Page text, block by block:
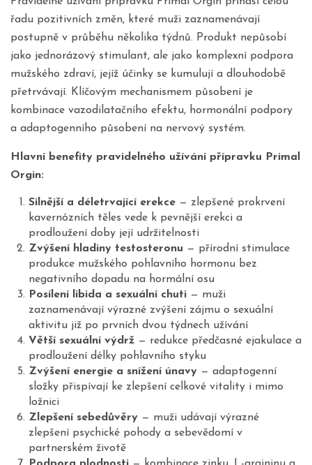
řadu pozitivních změn, které muži zaznamenávají
postupně v průběhu několika týdnů. Produkt nepůsobí
jako jednorázový stimulant, ale jako komplexní podpora
mužského zdraví, jejíž účinky se kumulují a dlouhodobě
přetrvávají. Klíčovým mechanismem působení je
kombinace vazodilatačního efektu, hormonální podpory
a adaptogenního působení na nervový systém.
Hlavní benefity pravidelného užívání přípravku Primal
Orgin:
Silnější a déletrvající erekce— zlepšené prokrvení
kavernózních těles vede k pevnější erekci a
prodloužení doby její udržitelnosti
Zvýšení hladiny testosteronu — přírodní stimulace
produkce mužského pohlavního hormonu bez
negativního dopadu na hormální osu
Posílení libida a sexuální chuti— muži
zaznamenávají výrazné zvýšení zájmu o sexuální
aktivitu již po prvních dvou týdnech užívání
Větší sexuální výdrž— redukce předčasné ejakulace a
prodloužení délky pohlavního styku
Zvýšení energie a snížení únavy— adaptogenní
složky přispívají ke zlepšení celkové vitality i mimo
ložnici
Zlepšení sebedůvěry— muži udávají výrazné
zlepšení psychické pohody a sebevědomí v
partnerském životě